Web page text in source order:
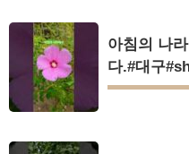
아침의 나
다.#대구